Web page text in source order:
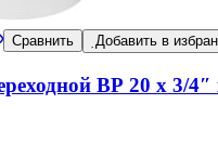
Сравнить Добавить в
ВР 20 х 3/4″